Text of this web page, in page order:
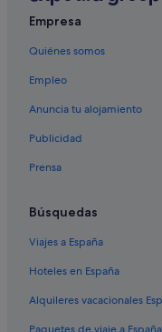
Empresa
Quiénes somos
Empleo
Anuncia tu alojamiento
Publicidad
Prensa
Búsquedas
Viajes a España
Hoteles en España
Alquileres vacacionales
Paquetes de viaje a España